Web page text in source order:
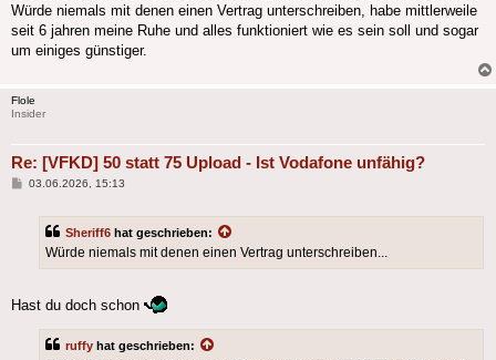
Würde niemals mit denen einen Vertrag unterschreiben, habe mittlerweile
seit 6 jahren meine Ruhe und alles funktioniert wie es sein soll und sogar
um einiges günstiger.
Flole
Insider
Re: [VFKD] 50 statt 75 Upload - Ist Vodafone unfähig?
Beitrag
03.06.2026, 15:13
Sheriff6 hat geschrieben:
Würde niemals mit denen einen Vertrag unterschreiben...
Hast du doch schon
ruffy hat geschrieben: